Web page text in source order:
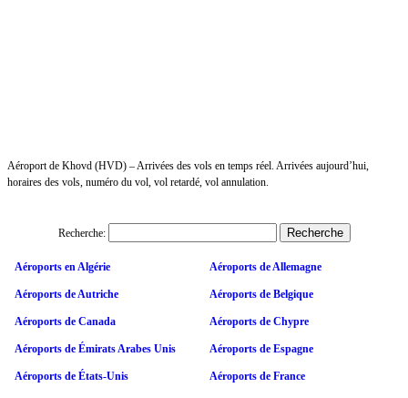
Aéroport de Khovd (HVD) – Arrivées des vols en temps réel. Arrivées aujourd’hui,
horaires des vols, numéro du vol, vol retardé, vol annulation.
Recherche:
Aéroports en Algérie Aéroports de Allemagne
Aéroports de Autriche Aéroports de Belgique
Aéroports de Canada Aéroports de Chypre
Aéroports de Émirats Arabes Unis Aéroports de Espagne
Aéroports de États-Unis Aéroports de France